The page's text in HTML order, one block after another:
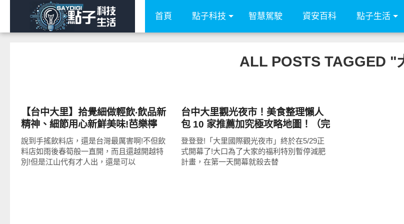
首頁 點子科技 智慧駕駛 資安百科 點子生活
ALL POSTS TAGGED "
【台中大里】拾覺細做輕飲‧飲品新
精神、細節用心新鮮美味!芭樂檸
檬、鮮葡萄柚綠茶、抹茶拿鐵、鐵
觀音奶茶推薦!
說到手搖飲料店，還是台灣最厲害啊!不但飲
料店如雨後春筍般一直開，而且還越開越特
別!但是江山代有才人出，還是可以
台中大里觀光夜市！美食整理懶人
包 10 家推薦加究極攻略地圖！（完
整停車場、公車路線圖）
登登登!「大里國際觀光夜市」終於在5/29正
式開幕了!大口為了大家的福利特別暫停減肥
計畫，在第一天開幕就殺去替